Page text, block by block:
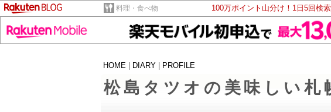
料理・食べ物 100万ポイント山分け！1日5回検
HOME
DIARY PROFILE
松島タツオの美味しい札